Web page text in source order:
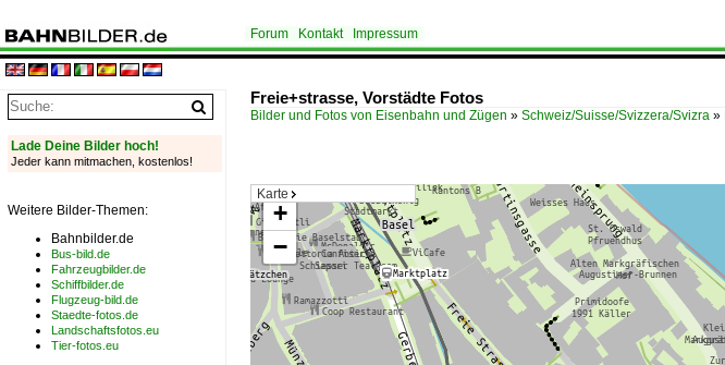
Forum Kontakt Impressum
Freie+strasse, Vorstädte Fotos
Bilder und Fotos von Eisenbahn und Zügen » Schweiz/Suisse/Svizzera/Svizra »
Karte
+
−
Lade Deine Bilder hoch!
Jeder kann mitmachen, kostenlos!
Weitere Bilder-Themen:
Bahnbilder.de
Bus-bild.de
Fahrzeugbilder.de
Schiffbilder.de
Flugzeug-bild.de
Staedte-fotos.de
Landschaftsfotos.eu
Tier-fotos.eu